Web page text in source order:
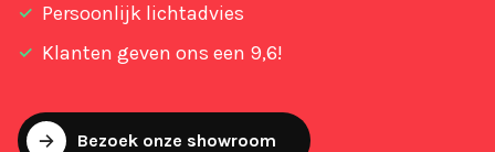
Persoonlijk lichtadvies
Klanten geven ons een 9,6!
Bezoek onze showroom